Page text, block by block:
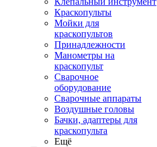
Краскопульты
Мойки для
краскопультов
Принадлежности
Манометры на
краскопульт
Сварочное
оборудование
Сварочные аппараты
Воздушные головы
Бачки, адаптеры для
краскопульта
Ещё